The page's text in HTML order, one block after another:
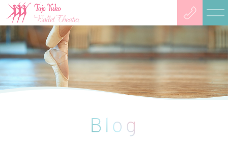
Blog